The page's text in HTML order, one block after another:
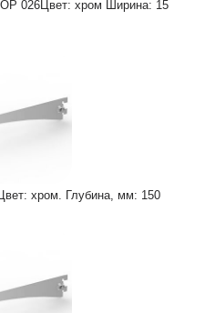
026Цвет: хром Ширина: 15
хром. Глубина, мм: 150